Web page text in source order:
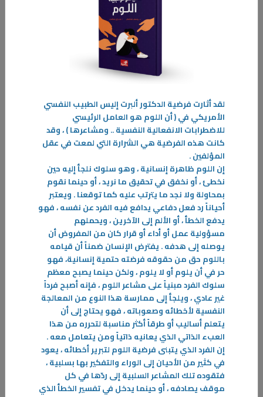
اليقظة… مساحة للوعي
في أوقات الهدوء تسير الحياة بإيقاع مألوف، وتبدو كثير من الأمور مستقرة لا
تستدعي منا انتباهًا خاصًا. غير أن هذا الإيقاع يتبدل حين تتسارع الأحداث من
حولنا؛ فاليوم تتدفق الأخبار والمعلومات على مدار الساعة، والأحداث تتلاحق،
لقد أثارت فرضية الدكتور ألبرت إليس الطبيب النفسي
الأمريكي في ( أن اللوم هو العامل الرئيسي
للاضطرابات الانفعالية النفسية .. ومشاعرها ) ، وقد
كانت هذه الفرضية هي الشرارة التي لمعت في عقل
المؤلفين.
إن اللوم ظاهرة إنسانية ، وهو سلوك نلجأ إليه حين
نخطئ ، أو نخفق في تحقيق ما نريد ، أو حينما نقوم
بمحاولة ولا نجد ما يترتب عليه كما توقعنا . ويعتبر
أحياناً رد فعل دفاعي يدافع فيه الفرد عن نفسه ، فهو
يدفع الخطأ ، أو الألم إلى الآخرين ، ويحملهم
مسؤولية عمل أو أداء أو قرار كان من المفروض أن
يوصله إلى هدفه . يفترض الإنسان ضمناً أن قيامه
باللوم حق من حقوقه فرضته حتمية إنسانية، فهو
حر في أن يلوم أو لا يلوم ، ولكن حينما يصبح معظم
سلوك الفرد مبنياً على مشاعر اللوم ، فإنه أصبح فرداً
غير عادي ، ويلجأ إلى ممارسة هذا النوع من المعالجة
النفسية لأخطائه وصعوباته ، فهو يحتاج إلى أن
يتعلم أساليب أو طرقاً أكثر مناسبة لتحرره من هذا
العبء الذاتي الذي يعانيه ذاتياً ومن يتعامل معه.
إن الفرد الذي يتبنى فرضية اللوم لتبرير أخطائه ، يعود
في كثير من الأحيان إلى الوراء والتفكير بها بسلبية ،
فتقوده تلك المشاعر السلبية إلى ردّها في كل
موقف يصادفه ، أو حينما يدخل في تفسير الخطأ الذي